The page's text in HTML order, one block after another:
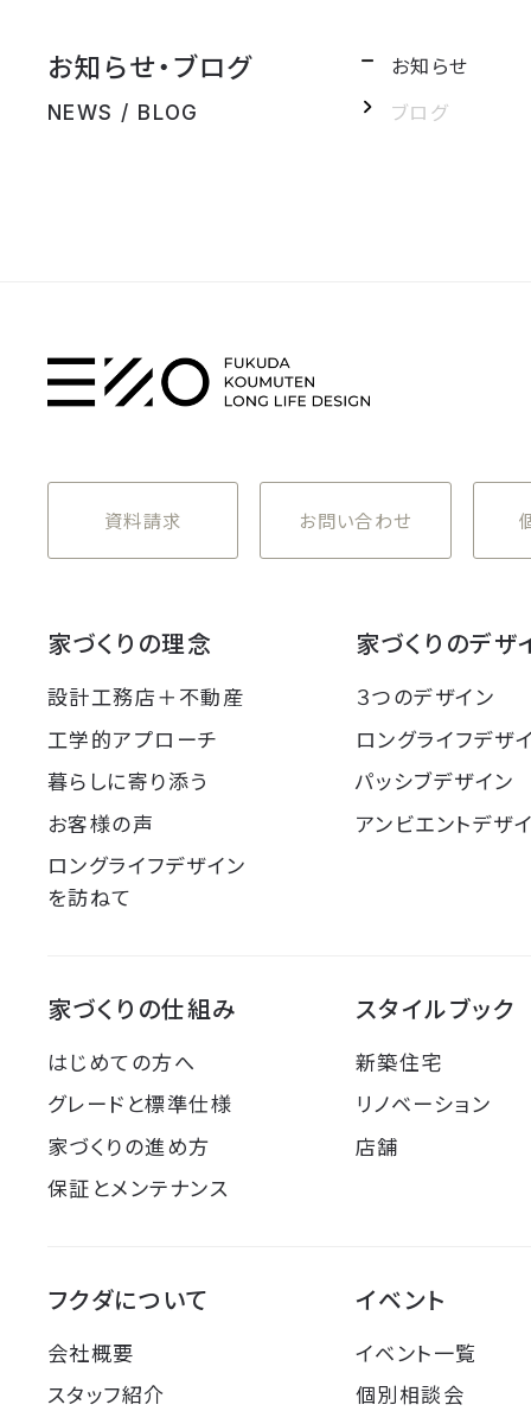
お知らせ・ブログ
NEWS / BLOG
お知らせ
ブログ
資料請求 お問い合わせ
家づくりの理念
設計工務店＋不動産
工学的アプローチ
暮らしに寄り添う
お客様の声
ロングライフデザイン
を訪ねて
家づくりのデザ
３つのデザイン
ロングライフデザ
パッシブデザイン
アンビエントデザ
家づくりの仕組み
はじめての方へ
グレードと標準仕様
家づくりの進め方
保証とメンテナンス
スタイルブック
新築住宅
リノベーション
店舗
フクダについて
会社概要
スタッフ紹介
イベント
イベント一覧
個別相談会